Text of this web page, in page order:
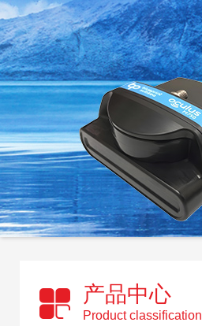
产品中心
Product classification